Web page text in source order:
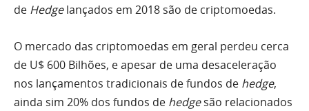
de Hedgelançados em 2018 são de criptomoedas.
O mercado das criptomoedas em geral perdeu cerca
de U$ 600 Bilhões, e apesar de uma desaceleração
nos lançamentos tradicionais de fundos de hedge,
ainda sim 20% dos fundos de hedgesão relacionados